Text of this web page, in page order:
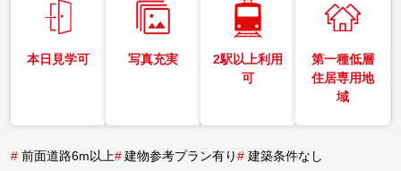
本日見学可 写真充実
2駅以上利用
可
第一種低層
住居専用地
域
# 前面道路6m以上# 建物参考プラン有り# 建築条件なし